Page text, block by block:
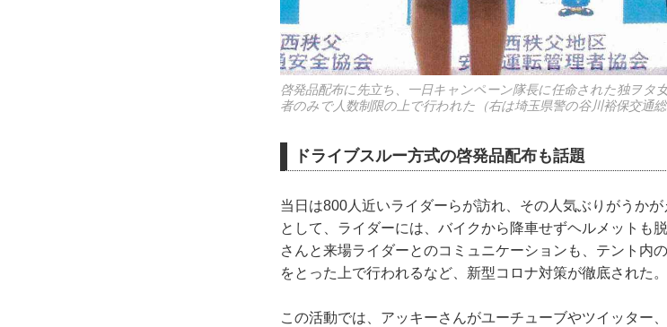
啓発品配布に先立ち、一日キャンペーン隊長に任命された独ヲ
者のみで人数制限の上で行われた（右は埼玉県警の谷川裕保交通総
ドライブスルー方式の啓発品配布も話題
当日は800人近いライダーらが訪れ、その人気ぶりがうか
として、ライダーには、バイクから降車せずヘルメットも
さんと来場ライダーとのコミュニケーションも、テント内
をとった上で行われるなど、新型コロナ対策が徹底された。
この活動では、アッキーさんがユーチューブやツイッター